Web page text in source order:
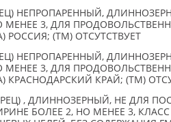
НЕПРОПАРЕННЫЙ,
3, ДЛЯ
(TM) ОТСУТСТВУЕТ
НЕПРОПАРЕННЫЙ,
3, ДЛЯ
КРАЙ; (TM)
, ДЛИННОЗЕРНЫЙ, НЕ ДЛЯ
БОЛЕЕ 2, НО МЕНЕЕ 3, КЛАСС